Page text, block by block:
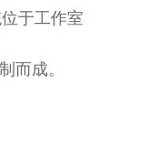
于工作室
而成。